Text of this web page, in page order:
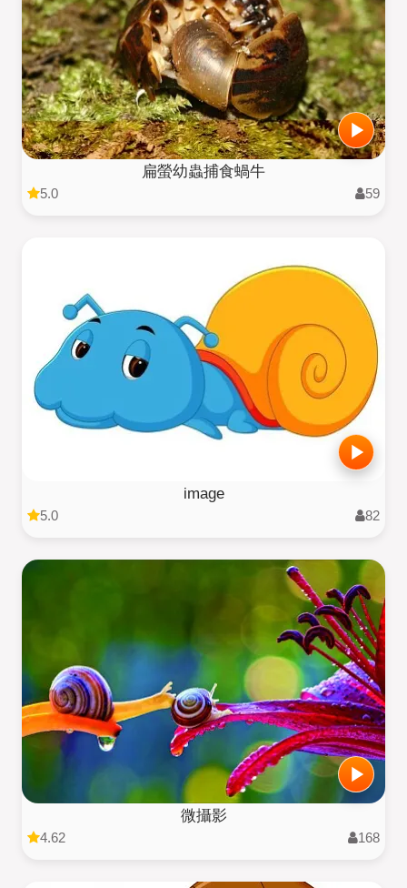
扁螢幼蟲捕食蝸牛
5.0 59
image
5.0 82
微攝影
4.62 168